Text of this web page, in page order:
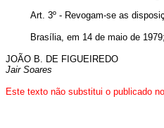
Art. 3º - Revogam-se as
Brasília, em 14 de maio de
JOÃO B. DE FIGUEIREDO
Jair Soares
Este texto não substitui o publicado